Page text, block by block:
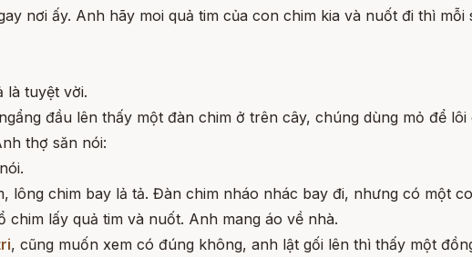
nơi ấy. Anh hãy moi quả tim của con chim kia và nuốt đi thì mỗi
là tuyệt vời.
đầu lên thấy một đàn chim ở trên cây, chúng dùng mỏ để
thợ săn nói:
lông chim bay lả tả. Đàn chim nháo nhác bay đi, nhưng có một
lấy quả tim và nuốt. Anh mang áo về nhà.
, cũng muốn xem có đúng không, anh lật gối lên thì thấy một